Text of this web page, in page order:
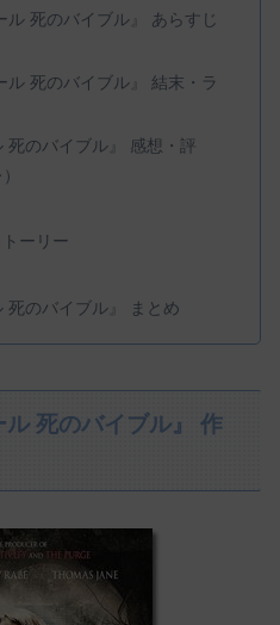
ル 死のバイブル』 あらすじ
ル 死のバイブル』 結末・ラ
死のバイブル』 感想・評
ーリー
死のバイブル』 まとめ
死のバイブル』 作